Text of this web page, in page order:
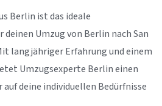
Berlin ist das ideale
Umzug von Berlin nach San
langjähriger Erfahrung und einem
Umzugsexperte Berlin einen
auf deine individuellen Bedürfnisse